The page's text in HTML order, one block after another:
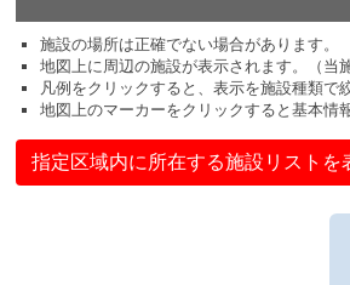
施設の場所は正確でない場合があります。
地図上に周辺の施設が表示されます。（当
凡例をクリックすると、表示を施設種類で
地図上のマーカーをクリックすると基本情
指定区域内に所在する施設リストを